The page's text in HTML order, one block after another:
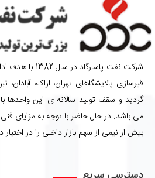
شرکت نفت
قیرسازی پالایشگاهای تهران، اراک، آبادان،
گردید و سقف تولید سالانه ی این واحدها
می باشد. در حال حاضر با توجه به مزایای
بیش از نیمی از سهم بازار داخلی را در اختیار